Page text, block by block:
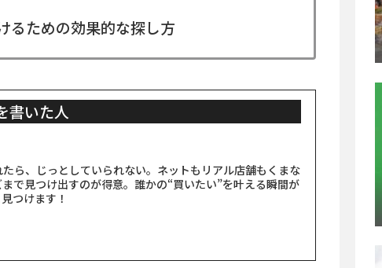
るための効果的な探し方
書いた人
たら、じっとしていられない。ネットもリアル店舗もくまな
で見つけ出すのが得意。誰かの“買いたい”を叶える瞬間が
つけます！